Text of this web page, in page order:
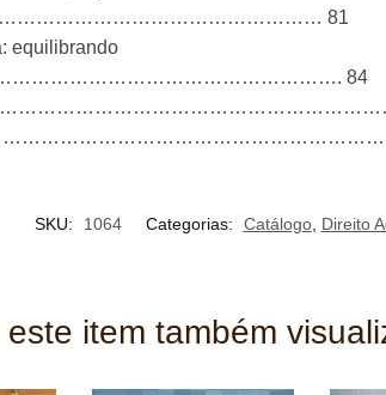
81
equilibrando
84
SKU: 1064 Categorias: Catálogo, Direito
item também